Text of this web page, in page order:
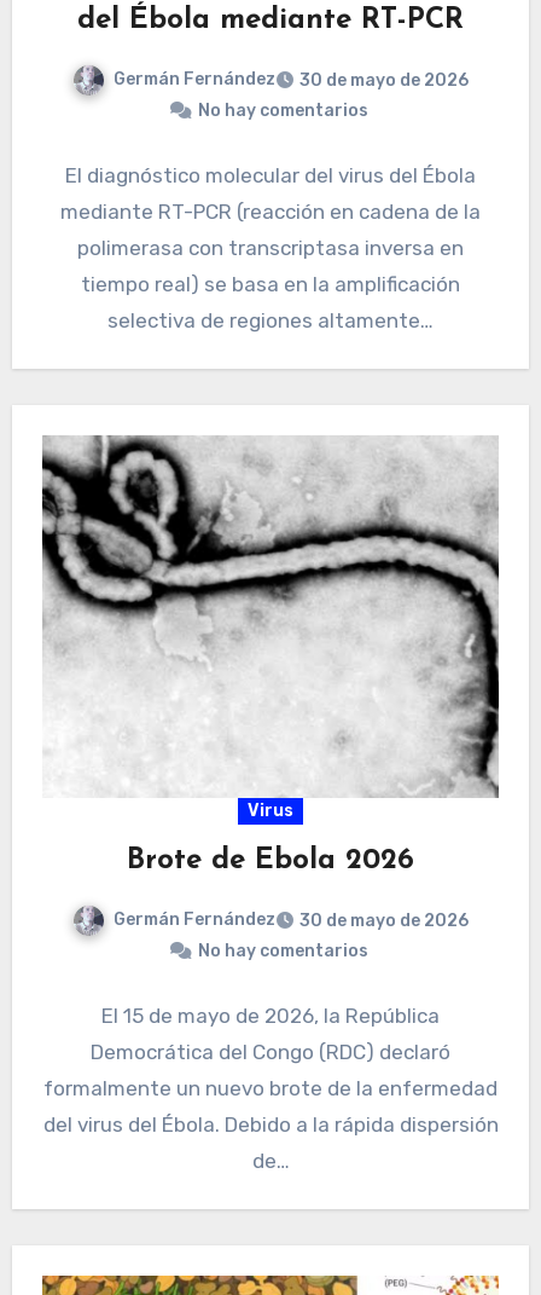
del Ébola mediante RT-PCR
Germán Fernández
30 de mayo de 2026
No hay comentarios
El diagnóstico molecular del virus del Ébola
mediante RT-PCR (reacción en cadena de la
polimerasa con transcriptasa inversa en
tiempo real) se basa en la amplificación
selectiva de regiones altamente…
Virus
Brote de Ebola 2026
Germán Fernández
30 de mayo de 2026
No hay comentarios
El 15 de mayo de 2026, la República
Democrática del Congo (RDC) declaró
formalmente un nuevo brote de la enfermedad
del virus del Ébola. Debido a la rápida dispersión
de…